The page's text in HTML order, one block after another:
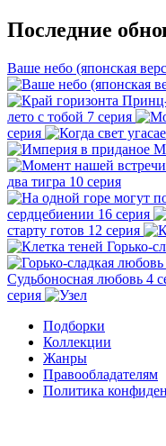
Последние
Ваше небо (японская
лето с тобой 7 серия
серия
два тигра 10 серия
сердцебиении 16 серия
старту готов 12 серия
Горько-
Судьбоносная любовь 4
серия
Подборки
Коллекции
Жанры
Правообладателям
Политика